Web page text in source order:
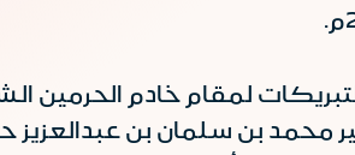
لمقام خادم الحرمين
محمد بن سلمان بن عبدالعزيز